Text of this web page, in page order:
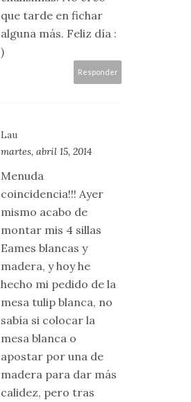
que tarde en fichar
alguna más. Feliz día :
)
Responder
Lau
martes, abril 15, 2014
Menuda
coincidencia!!! Ayer
mismo acabo de
montar mis 4 sillas
Eames blancas y
madera, y hoy he
hecho mi pedido de la
mesa tulip blanca, no
sabía si colocar la
mesa blanca o
apostar por una de
madera para dar más
calidez, pero tras